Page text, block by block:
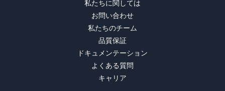
私たちに関しては
お問い合わせ
私たちのチーム
品質保証
ドキュメンテーション
よくある質問
キャリア